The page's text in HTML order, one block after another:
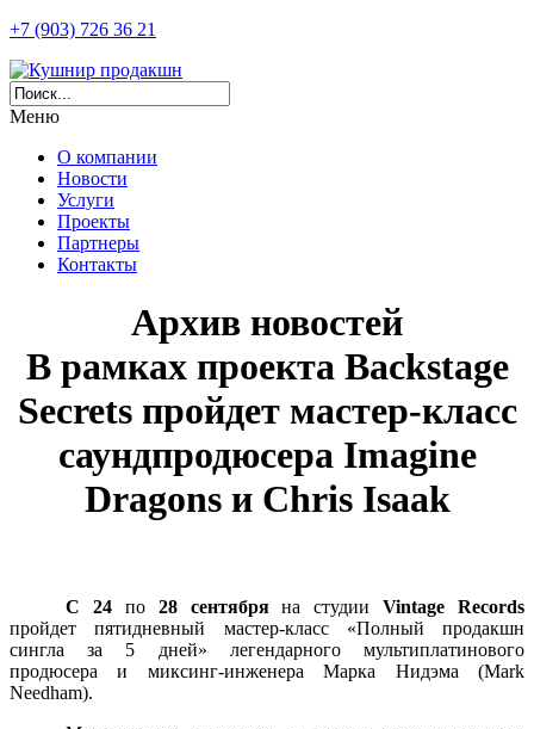
+7 (903) 726 36 21
Меню
О компании
Новости
Услуги
Проекты
Партнеры
Контакты
Архив новостей
В рамках проекта Backstage
Secrets пройдет мастер-класс
саундпродюсера Imagine
Dragons и Chris Isaak
С24 по28 сентября на студииVintage Records
пройдет пятидневный мастер-класс «Полный продакшн
сингла за 5 дней» легендарного мультиплатинового
продюсера и миксинг-инженера Марка Нидэма (Mark
Needham).